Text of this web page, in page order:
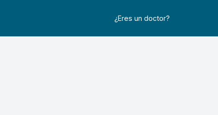
¿Eres un doctor?